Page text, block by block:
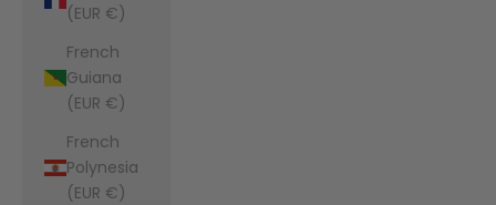
(EUR €)
French
Guiana
(EUR €)
French
Polynesia
(EUR €)